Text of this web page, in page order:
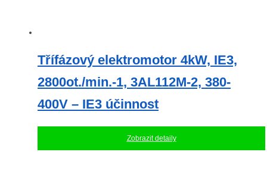
Třífázový elektromotor 4kW, IE3,
2800ot./min.-1, 3AL112M-2, 380-
400V – IE3 účinnost
Zobrazit detaily